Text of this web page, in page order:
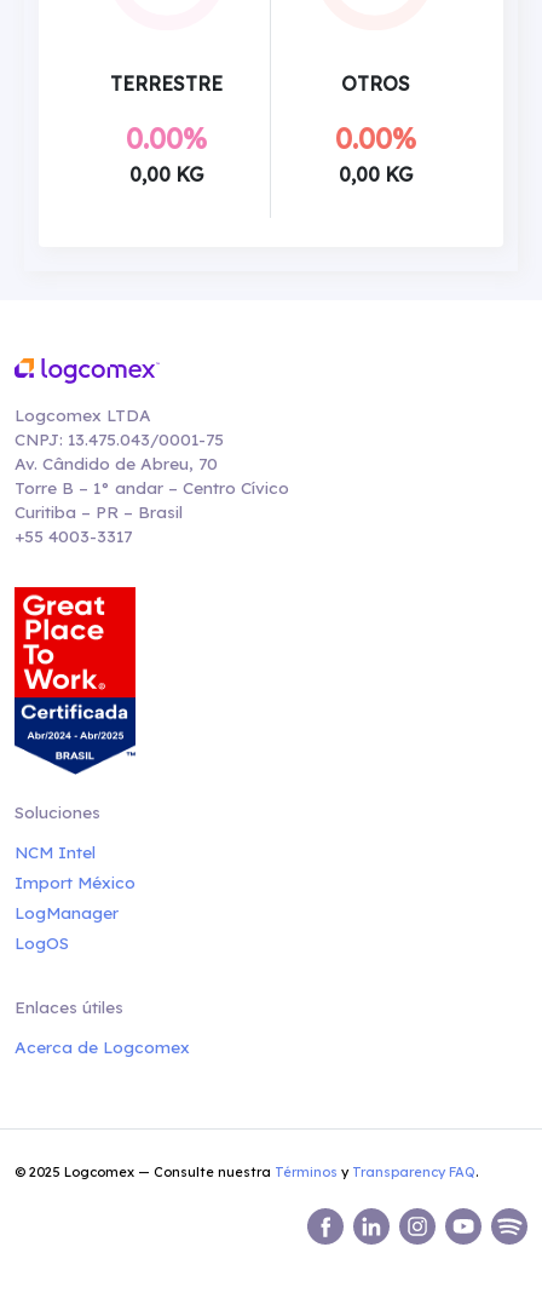
TERRESTRE
0.00%
0,00 KG
OTROS
0.00%
0,00 KG
Logcomex LTDA
CNPJ: 13.475.043/0001-75
Av. Cândido de Abreu, 70
Torre B – 1° andar – Centro Cívico
Curitiba – PR – Brasil
+55 4003-3317
Soluciones
NCM Intel
Import México
LogManager
LogOS
Enlaces útiles
Acerca de Logcomex
© 2025 Logcomex — Consulte nuestra Términos y Transparency FAQ.